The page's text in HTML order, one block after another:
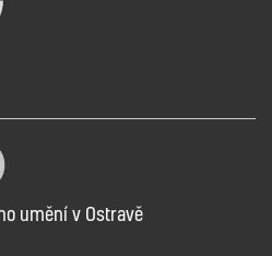
umění v Ostravě